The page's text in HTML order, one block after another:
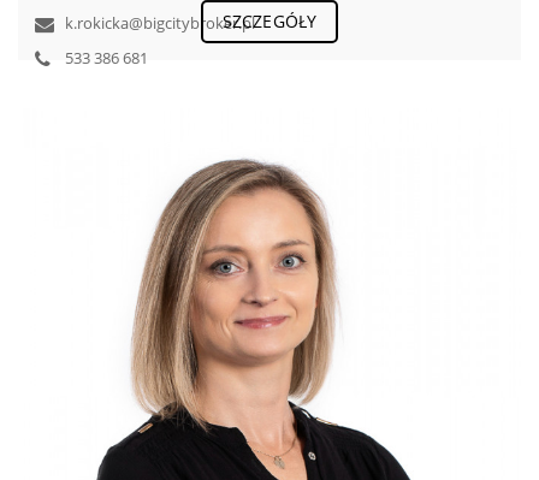
k.rokicka@bigcitybroker.pl
533 386 681
SZCZEGÓŁY